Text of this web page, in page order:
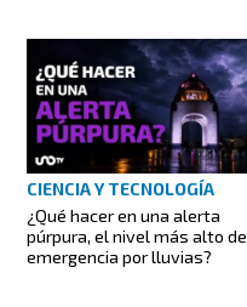
CIENCIA Y TECNOLOGÍA
¿Qué hacer en una alerta
púrpura, el nivel más alto de
emergencia por lluvias?